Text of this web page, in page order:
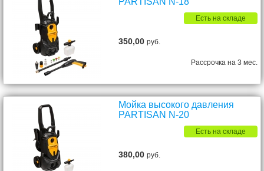
Есть на складе
350,00руб.
Рассрочка на 3 мес.
Мойка высокого давления
PARTISAN N-20
Есть на складе
380,00руб.